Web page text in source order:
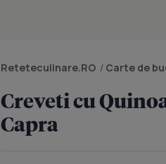
Reteteculinare.RO / Carte de
Creveti cu
Capra